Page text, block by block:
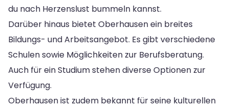
du nach Herzenslust bummeln kannst.
Darüber hinaus bietet Oberhausen ein breites
Bildungs- und Arbeitsangebot. Es gibt verschiedene
Schulen sowie Möglichkeiten zur Berufsberatung.
Auch für ein Studium stehen diverse Optionen zur
Verfügung.
Oberhausen ist zudem bekannt für seine kulturellen